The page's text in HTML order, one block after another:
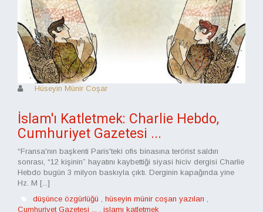
Hüseyin Münir Coşar
İslam'ı Katletmek: Charlie Hebdo,
Cumhuriyet Gazetesi ...
“Fransa'nın başkenti Paris'teki ofis binasına terörist saldırı
sonrası, “12 kişinin” hayatını kaybettiği siyasi hiciv dergisi Charlie
Hebdo bugün 3 milyon baskıyla çıktı. Derginin kapağında yine
Hz. M [...]
düşünce özgürlüğü , hüseyin münir coşan yazıları ,
Cumhuriyet Gazetesi ... , islamı katletmek